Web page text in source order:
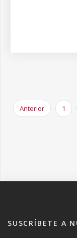
Anterior 1
SUSCRÍBETE A